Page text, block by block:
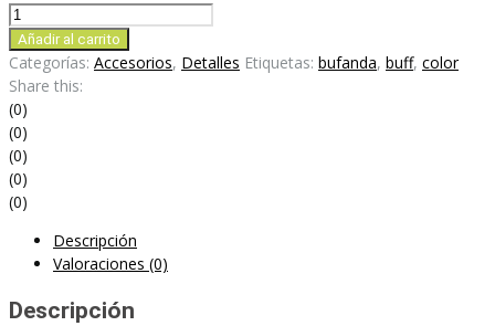
Bufanda
Multiusos
hojas
verdes
cantidad
Añadir al carrito
Categorías: Accesorios, Detalles Etiquetas: bufanda, buff, color
Share this:
(0)
(0)
(0)
(0)
(0)
Descripción
Valoraciones (0)
Descripción